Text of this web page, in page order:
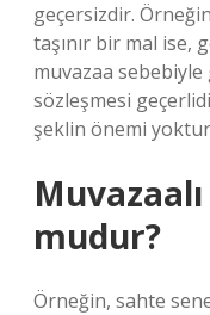
geçersizdir.
taşınır bir mal ise,
muvazaa sebebiyle
sözleşmesi
şeklin önemi
mudur?
Örneğin, sahte